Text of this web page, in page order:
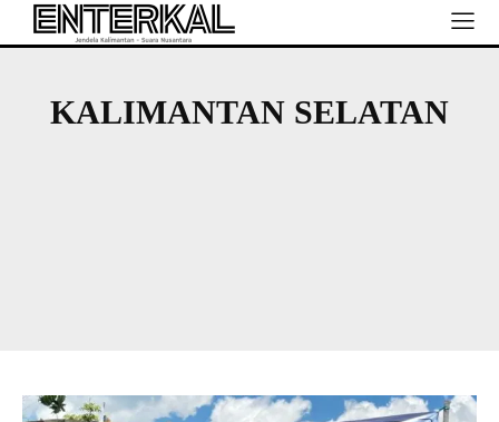
KALIMANTAN SELATAN